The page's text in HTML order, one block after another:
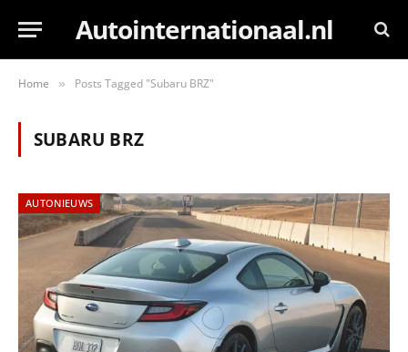
Autointernationaal.nl
Home » Posts Tagged "Subaru BRZ"
SUBARU BRZ
AUTONIEUWS